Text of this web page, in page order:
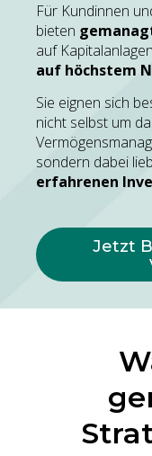
Für Kundinnen
bieten
auf
auf höchstem
Sie eignen sich
nicht selbst um
sondern dabei
erfahrenen
Jetzt